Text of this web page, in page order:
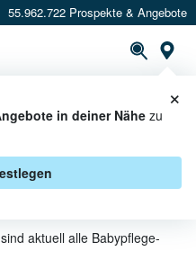
55.962.722 Prospekte & Angebote
in deiner Nähezu
×
&
IN
aktuell alle Babypflege-